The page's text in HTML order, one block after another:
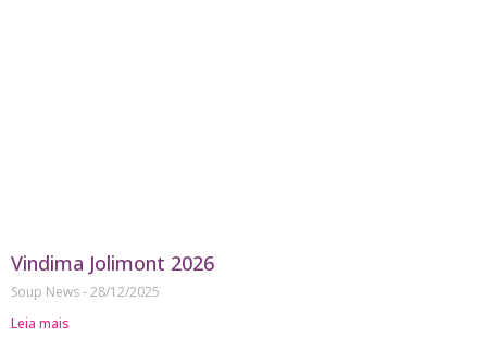
Vindima Jolimont 2026
Soup News 28/12/2025
Leia mais